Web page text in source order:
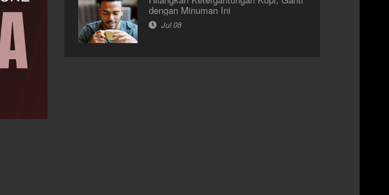
dengan Minuman Ini
Jul 08